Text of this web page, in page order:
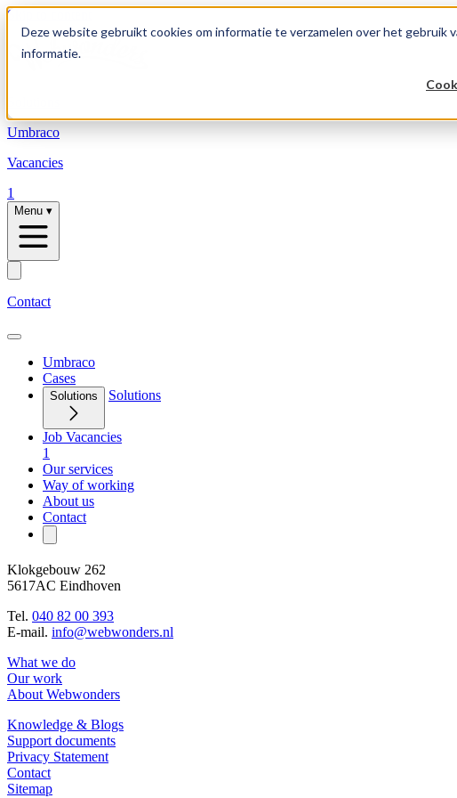
Deze website gebruikt cookies om informatie te verzamelen over het gebruik
informatie.
Skip to content
Umbraco
Vacancies
1
Menu ▾
Contact
Umbraco
Cases
Solutions Solutions
Job Vacancies
1
Our services
Way of working
About us
Contact
Klokgebouw 262
5617AC Eindhoven
Tel. 040 82 00 393
E-mail. info@webwonders.nl
What we do
Our work
About Webwonders
Knowledge & Blogs
Support documents
Privacy Statement
Contact
Sitemap